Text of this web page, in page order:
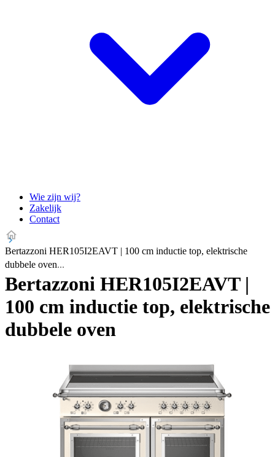
Wie zijn wij?
Zakelijk
Contact
Bertazzoni HER105I2EAVT | 100 cm inductie top, elektrische
dubbele oven
Bertazzoni HER105I2EAVT |
100 cm inductie top, elektrische
dubbele oven